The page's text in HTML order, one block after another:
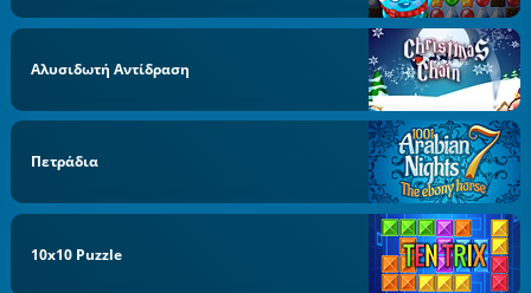
Αλυσιδωτή Αντίδραση
Πετράδια
10x10 Puzzle